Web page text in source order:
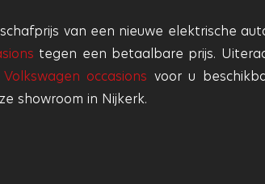
van een nieuwe elektrische
tegen een betaalbare prijs.
Volkswagen occasions voor u
showroom in Nijkerk.